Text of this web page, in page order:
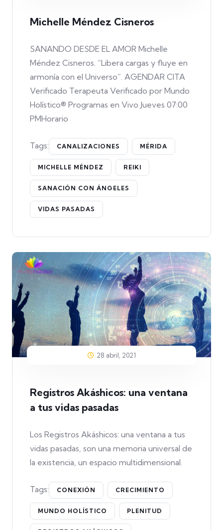
Michelle Méndez Cisneros
SANANDO DESDE EL AMOR Michelle
Méndez Cisneros. “Libera cargas y fluye en
armonía con el Universo”. AGENDAR CITA
Verificado Terapeuta Verificado por Mundo
Holístico® Programas en Vivo Jueves 07:00
PMHorario
Tags: CANALIZACIONES MÉRIDA
MICHELLE MÉNDEZ REIKI
SANACIÓN CON ÁNGELES
VIDAS PASADAS
28 abril, 2021
Registros Akáshicos: una ventana
a tus vidas pasadas
Los Registros Akáshicos: una ventana a tus
vidas pasadas, son una memoria universal de
la existencia, un espacio multidimensional.
Tags: CONEXIÓN CRECIMIENTO
MUNDO HOLÍSTICO PLENITUD